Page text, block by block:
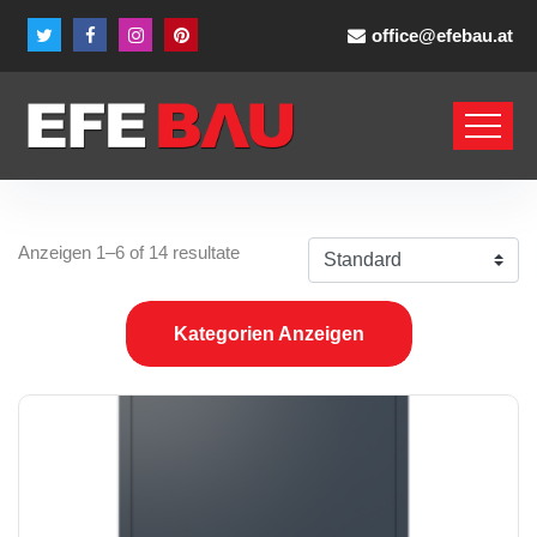
office@efebau.at
Anzeigen 1–6 of 14 resultate
Kategorien Anzeigen